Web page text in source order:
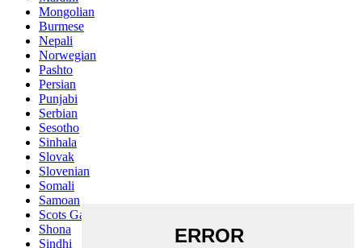
Mongolian
Burmese
Nepali
Norwegian
Pashto
Persian
Punjabi
Serbian
Sesotho
Sinhala
Slovak
Slovenian
Somali
Samoan
Scots Gaelic
Shona
Sindhi